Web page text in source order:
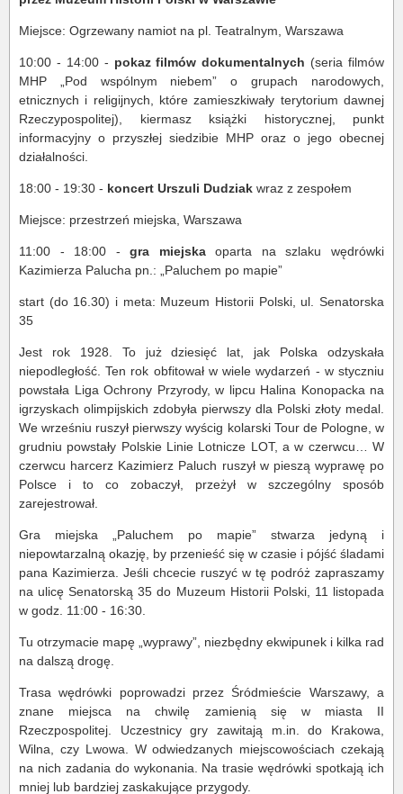
Miejsce: Ogrzewany namiot na pl. Teatralnym, Warszawa
10:00 - 14:00 - pokaz filmów dokumentalnych (seria filmów
MHP „Pod wspólnym niebem” o grupach narodowych,
etnicznych i religijnych, które zamieszkiwały terytorium dawnej
Rzeczypospolitej), kiermasz książki historycznej, punkt
informacyjny o przyszłej siedzibie MHP oraz o jego obecnej
działalności.
18:00 - 19:30 - koncert Urszuli Dudziak wraz z zespołem
Miejsce: przestrzeń miejska, Warszawa
11:00 - 18:00 - gra miejskaoparta na szlaku wędrówki
Kazimierza Palucha pn.: „Paluchem po mapie”
start (do 16.30) i meta: Muzeum Historii Polski, ul. Senatorska
35
Jest rok 1928. To już dziesięć lat, jak Polska odzyskała
niepodległość. Ten rok obfitował w wiele wydarzeń - w styczniu
powstała Liga Ochrony Przyrody, w lipcu Halina Konopacka na
igrzyskach olimpijskich zdobyła pierwszy dla Polski złoty medal.
We wrześniu ruszył pierwszy wyścig kolarski Tour de Pologne, w
grudniu powstały Polskie Linie Lotnicze LOT, a w czerwcu… W
czerwcu harcerz Kazimierz Paluch ruszył w pieszą wyprawę po
Polsce i to co zobaczył, przeżył w szczególny sposób
zarejestrował.
Gra miejska „Paluchem po mapie” stwarza jedyną i
niepowtarzalną okazję, by przenieść się w czasie i pójść śladami
pana Kazimierza. Jeśli chcecie ruszyć w tę podróż zapraszamy
na ulicę Senatorską 35 do Muzeum Historii Polski, 11 listopada
w godz. 11:00 - 16:30.
Tu otrzymacie mapę „wyprawy”, niezbędny ekwipunek i kilka rad
na dalszą drogę.
Trasa wędrówki poprowadzi przez Śródmieście Warszawy, a
znane miejsca na chwilę zamienią się w miasta II
Rzeczpospolitej. Uczestnicy gry zawitają m.in. do Krakowa,
Wilna, czy Lwowa. W odwiedzanych miejscowościach czekają
na nich zadania do wykonania. Na trasie wędrówki spotkają ich
mniej lub bardziej zaskakujące przygody.